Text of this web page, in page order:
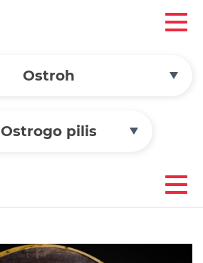
Ostroh
Ostrogo pilis